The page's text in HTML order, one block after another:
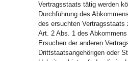
Vertragsstaats tätig werden
Durchführung des
des ersuchten
Art. 2 Abs. 1 des
Ersuchen der anderen
Drittstaatsangehörigen oder